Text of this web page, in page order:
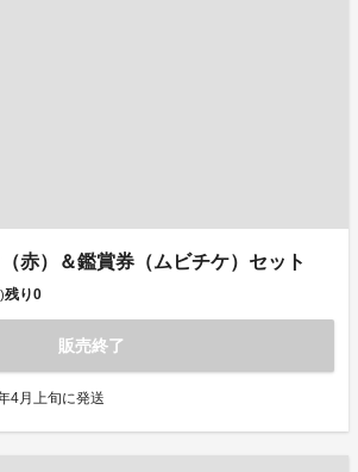
赤）＆鑑賞券（ムビチケ）セット
残り0
販売終了
4月上旬に発送